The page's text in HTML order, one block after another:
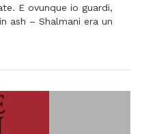
E ovunque io guardi,
ash – Shalmani era un